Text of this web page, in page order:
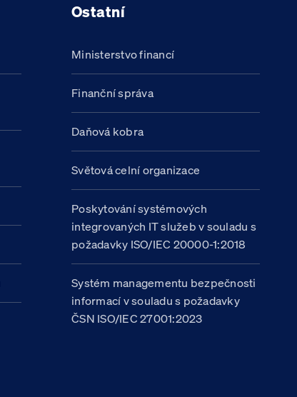
Ostatní
Ministerstvo financí
Finanční správa
Daňová kobra
Světová celní organizace
Poskytování systémových
integrovaných IT služeb v souladu s
požadavky ISO/IEC 20000-1:2018
Systém managementu bezpečnosti
informací v souladu s požadavky
ČSN ISO/IEC 27001:2023